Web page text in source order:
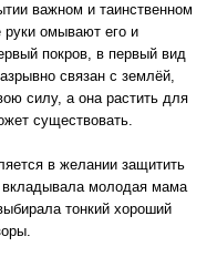
важном и таинственном
руки омывают его и
покров, в первый вид
связан с землёй,
силу, а она растить для
существовать.
в желании защитить
вкладывала молодая мама
тонкий хороший